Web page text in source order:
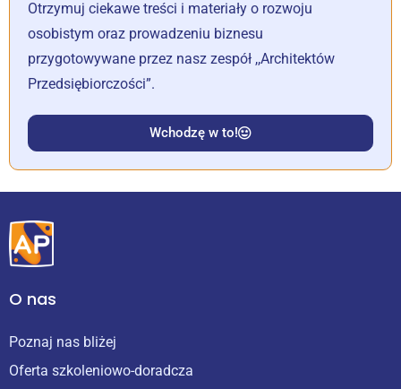
Otrzymuj ciekawe treści i materiały o rozwoju
osobistym oraz prowadzeniu biznesu
przygotowywane przez nasz zespół ,,Architektów
Przedsiębiorczości”.
Wchodzę w to!
O nas
Poznaj nas bliżej
Oferta szkoleniowo-doradcza